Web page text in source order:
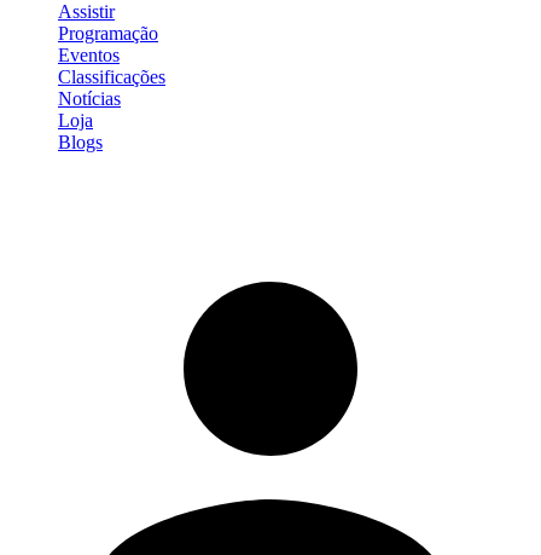
Assistir
Programação
Eventos
Classificações
Notícias
Loja
Blogs